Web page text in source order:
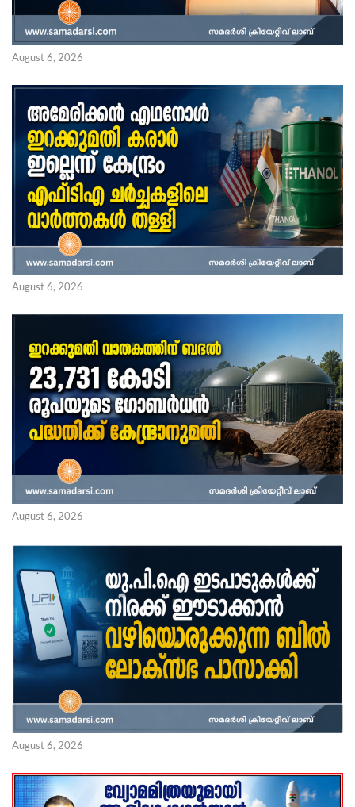
August 6, 2026
August 6, 2026
August 6, 2026
August 6, 2026